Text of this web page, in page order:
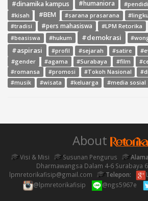
#dinamika kampus #humaniora
#kisah
#BEM #sarana prasarana
#tradisi #pers mahasiswa #LPM Retorika
#beasiswa #hukum #demokrasi
#aspirasi #profil #sejarah #satire
#gender
#agama #Surabaya #film
#romansa
#promosi #Tokoh Nasional
#musik
#wisata #keluarga #media sosial
About
Visi & Misi Susunan Pengurus
Dharmawangsa Dalam 4-6 Surabaya
lpmretorikafisip@gmail.com
Telepon:
@lpmretorikafisip
@ngs5967e